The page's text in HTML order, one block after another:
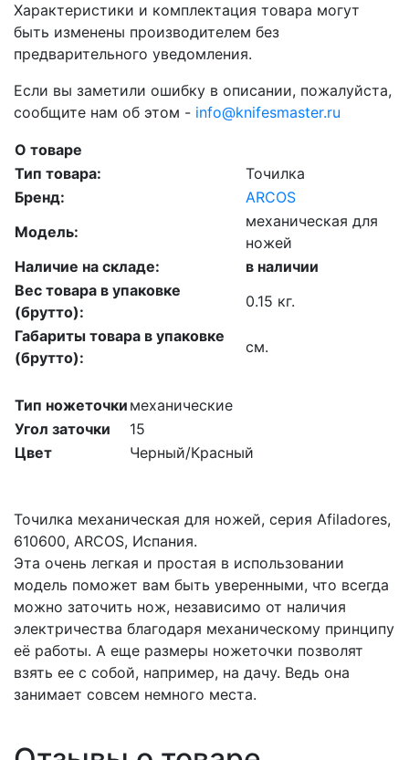
Характеристики и комплектация товара могут
быть изменены производителем без
предварительного уведомления.
Если вы заметили ошибку в описании, пожалуйста,
сообщите нам об этом - info@knifesmaster.ru
Точилка механическая для ножей, серия Afiladores,
610600, ARCOS, Испания.
Эта очень легкая и простая в использовании
модель поможет вам быть уверенными, что всегда
можно заточить нож, независимо от наличия
электричества благодаря механическому принципу
её работы. А еще размеры ножеточки позволят
взять ее с собой, например, на дачу. Ведь она
занимает совсем немного места.
О товаре
Тип товара:
Точилка
Бренд:
ARCOS
Модель:
механическая для
ножей
Наличие на складе:
в наличии
Вес товара в упаковке
(брутто):
0.15 кг.
Габариты товара в упаковке
(брутто):
см.
Тип ножеточки механические
Угол заточки
15
Цвет
Черный/Красный